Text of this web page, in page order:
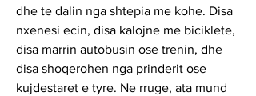
dhe te dalin nga shtepia me kohe. Disa
nxenesi ecin, disa kalojne me biciklete,
disa marrin autobusin ose trenin, dhe
disa shoqerohen nga prinderit ose
kujdestaret e tyre. Ne rruge, ata mund